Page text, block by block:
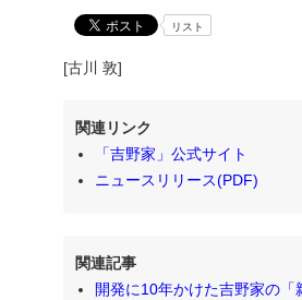
リスト
[古川 敦]
関連リンク
「吉野家」公式サイト
ニュースリリース(PDF)
関連記事
開発に10年かけた吉野家の